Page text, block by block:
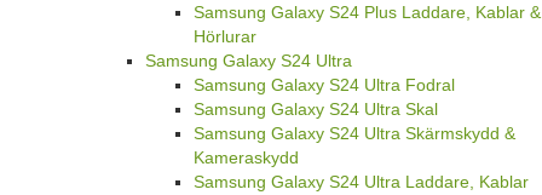
Samsung Galaxy S24 Plus Laddare, Kablar &
Hörlurar
Samsung Galaxy S24 Ultra
Samsung Galaxy S24 Ultra Fodral
Samsung Galaxy S24 Ultra Skal
Samsung Galaxy S24 Ultra Skärmskydd &
Kameraskydd
Samsung Galaxy S24 Ultra Laddare, Kablar